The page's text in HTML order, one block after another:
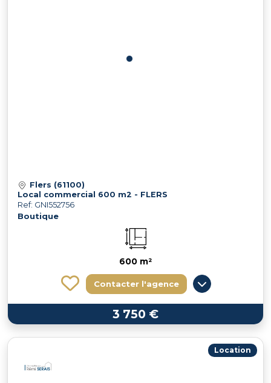
Flers (61100)
Local commercial 600 m2 - FLERS
Ref: GNI552756
Boutique
600 m²
Contacter l'agence
3 750 €
Location